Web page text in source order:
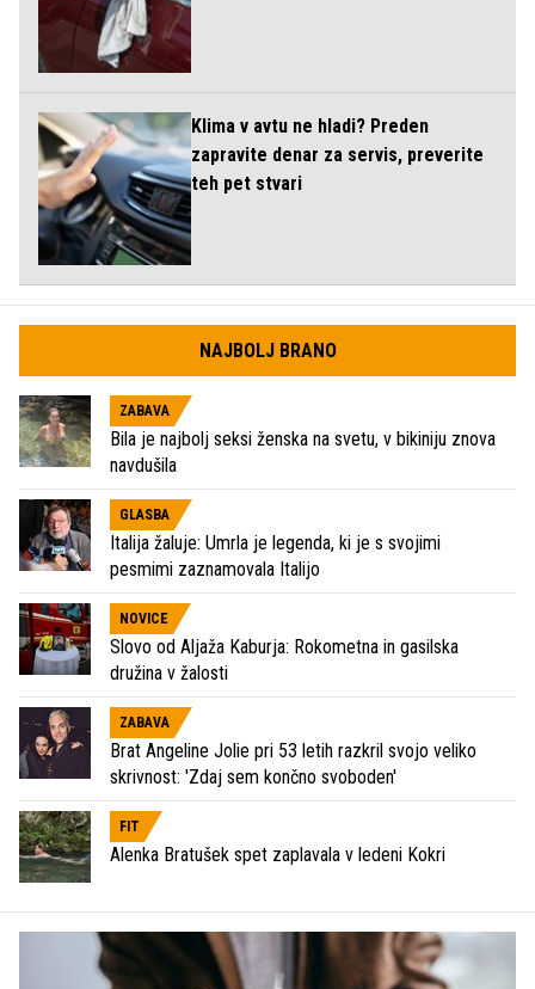
Klima v avtu ne hladi? Preden
zapravite denar za servis, preverite
teh pet stvari
NAJBOLJ BRANO
ZABAVA
Bila je najbolj seksi ženska na svetu, v bikiniju znova
navdušila
GLASBA
Italija žaluje: Umrla je legenda, ki je s svojimi
pesmimi zaznamovala Italijo
NOVICE
Slovo od Aljaža Kaburja: Rokometna in gasilska
družina v žalosti
ZABAVA
Brat Angeline Jolie pri 53 letih razkril svojo veliko
skrivnost: 'Zdaj sem končno svoboden'
FIT
Alenka Bratušek spet zaplavala v ledeni Kokri